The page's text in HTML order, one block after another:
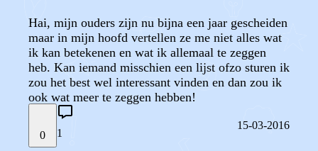
Hai, mijn ouders zijn nu bijna een jaar gescheiden
maar in mijn hoofd vertellen ze me niet alles wat
ik kan betekenen en wat ik allemaal te zeggen
heb. Kan iemand misschien een lijst ofzo sturen ik
zou het best wel interessant vinden en dan zou ik
ook wat meer te zeggen hebben!
0 1
15-03-2016